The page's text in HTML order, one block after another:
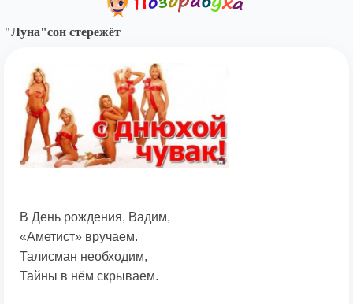
"Луна"сон стережёт
В День рождения, Вадим,
«Аметист» вручаем.
Талисман необходим,
Тайны в нём скрываем.